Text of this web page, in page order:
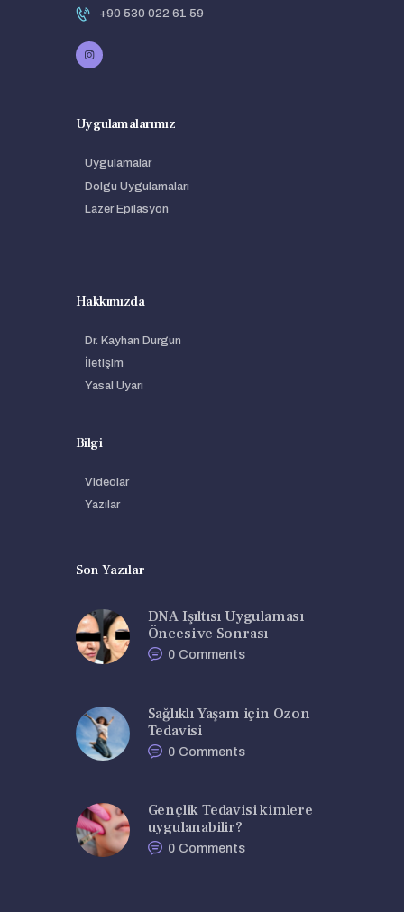
+90 530 022 61 59
Uygulamalarımız
Uygulamalar
Dolgu Uygulamaları
Lazer Epilasyon
Hakkımızda
Dr. Kayhan Durgun
İletişim
Yasal Uyarı
Bilgi
Videolar
Yazılar
Son Yazılar
DNA Işıltısı Uygulaması
Öncesi ve Sonrası
0 Comments
Sağlıklı Yaşam için Ozon
Tedavisi
0 Comments
Gençlik Tedavisi kimlere
uygulanabilir?
0 Comments